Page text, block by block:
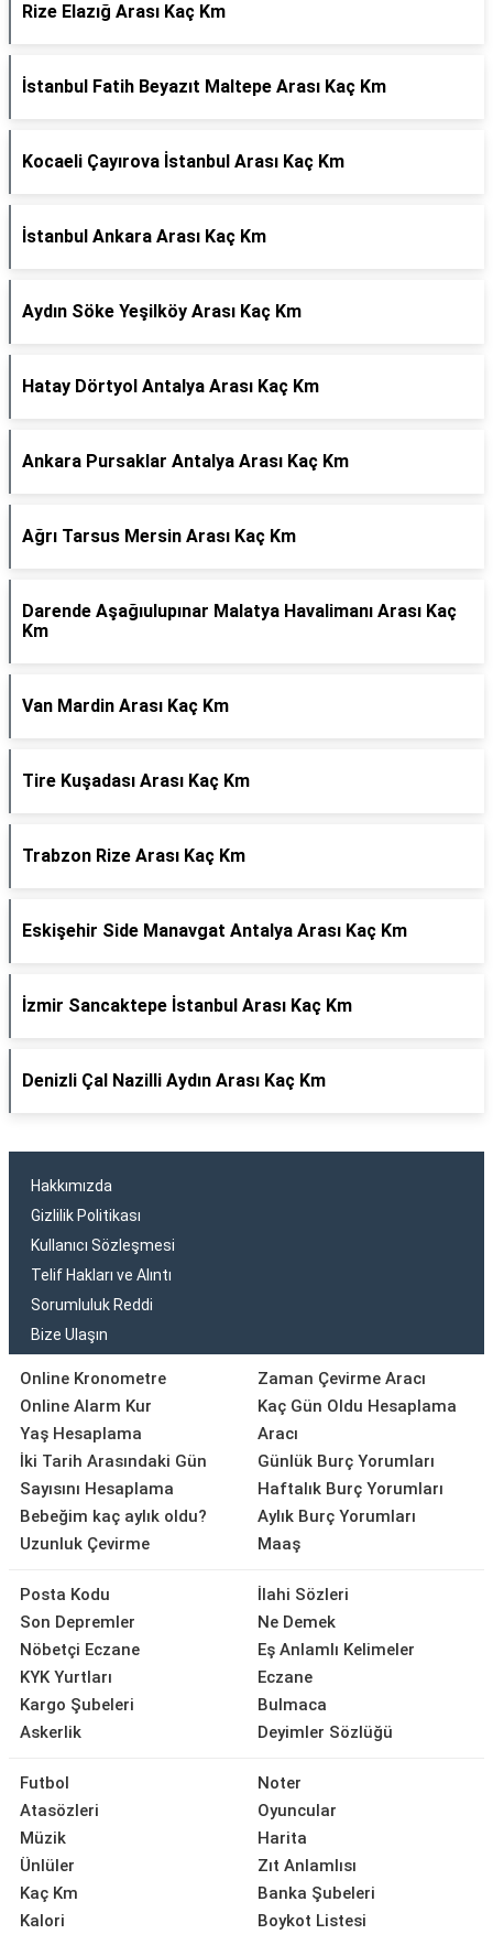
Rize Elazığ Arası Kaç Km
İstanbul Fatih Beyazıt Maltepe Arası Kaç Km
Kocaeli Çayırova İstanbul Arası Kaç Km
İstanbul Ankara Arası Kaç Km
Aydın Söke Yeşilköy Arası Kaç Km
Hatay Dörtyol Antalya Arası Kaç Km
Ankara Pursaklar Antalya Arası Kaç Km
Ağrı Tarsus Mersin Arası Kaç Km
Darende Aşağıulupınar Malatya Havalimanı Arası Kaç
Km
Van Mardin Arası Kaç Km
Tire Kuşadası Arası Kaç Km
Trabzon Rize Arası Kaç Km
Eskişehir Side Manavgat Antalya Arası Kaç Km
İzmir Sancaktepe İstanbul Arası Kaç Km
Denizli Çal Nazilli Aydın Arası Kaç Km
Hakkımızda
Gizlilik Politikası
Kullanıcı Sözleşmesi
Telif Hakları ve Alıntı
Sorumluluk Reddi
Bize Ulaşın
Online Kronometre
Online Alarm Kur
Yaş Hesaplama
İki Tarih Arasındaki Gün
Sayısını Hesaplama
Bebeğim kaç aylık oldu?
Uzunluk Çevirme
Zaman Çevirme Aracı
Kaç Gün Oldu Hesaplama
Aracı
Günlük Burç Yorumları
Haftalık Burç Yorumları
Aylık Burç Yorumları
Maaş
Posta Kodu
Son Depremler
Nöbetçi Eczane
KYK Yurtları
Kargo Şubeleri
Askerlik
İlahi Sözleri
Ne Demek
Eş Anlamlı Kelimeler
Eczane
Bulmaca
Deyimler Sözlüğü
Futbol
Atasözleri
Müzik
Ünlüler
Kaç Km
Kalori
Noter
Oyuncular
Harita
Zıt Anlamlısı
Banka Şubeleri
Boykot Listesi